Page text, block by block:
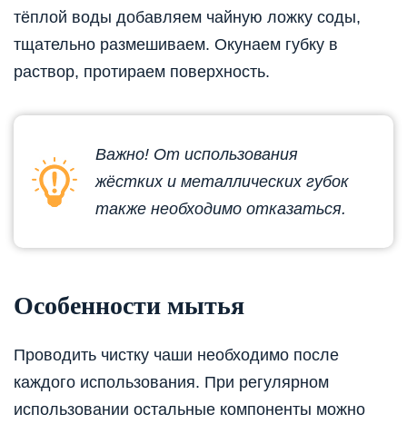
тёплой воды добавляем чайную ложку соды,
тщательно размешиваем. Окунаем губку в
раствор, протираем поверхность.
Важно! От использования
жёстких и металлических губок
также необходимо отказаться.
Особенности мытья
Проводить чистку чаши необходимо после
каждого использования. При регулярном
использовании остальные компоненты можно